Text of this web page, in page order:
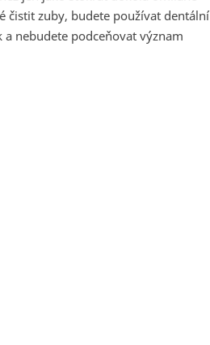
čistit zuby, budete používat dentální
nebudete podceňovat význam